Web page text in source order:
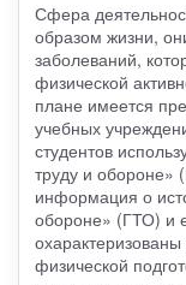
Сфера
образом жизни,
заболеваний,
физической
плане имеется
учебных
студентов
труду и обороне»
информация о
обороне» (ГТО) и
физической